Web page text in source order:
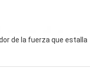
de la fuerza que estalla